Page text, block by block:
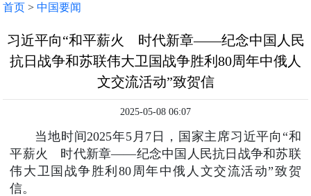
首页 >中国要闻
习近平向“和平薪火 时代新章——纪念中国人民
抗日战争和苏联伟大卫国战争胜利80周年中俄人
文交流活动”致贺信
2025-05-08 06:07
当地时间2025年5月7日，国家主席习近平向“和
平薪火 时代新章——纪念中国人民抗日战争和苏联
伟大卫国战争胜利80周年中俄人文交流活动”致贺
信。